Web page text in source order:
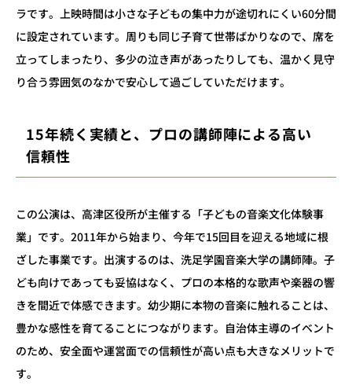
ラです。上映時間は小さな子どもの集中力が途切れにくい60分間
に設定されています。周りも同じ子育て世帯ばかりなので、席を
立ってしまったり、多少の泣き声があったりしても、温かく見守
り合う雰囲気のなかで安心して過ごしていただけます。
15年続く実績と、プロの講師陣による高い
信頼性
この公演は、高津区役所が主催する「子どもの音楽文化体験事
業」です。2011年から始まり、今年で15回目を迎える地域に根
ざした事業です。出演するのは、洗足学園音楽大学の講師陣。子
ども向けであっても妥協はなく、プロの本格的な歌声や楽器の響
きを間近で体感できます。幼少期に本物の音楽に触れることは、
豊かな感性を育てることにつながります。自治体主導のイベント
のため、安全面や運営面での信頼性が高い点も大きなメリットで
す。